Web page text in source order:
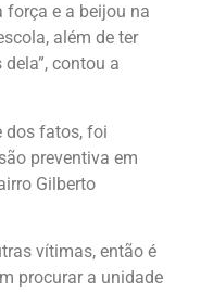
força e a beijou na
além de ter
contou a
dos fatos, foi
preventiva em
Gilberto
vítimas, então é
procurar a unidade